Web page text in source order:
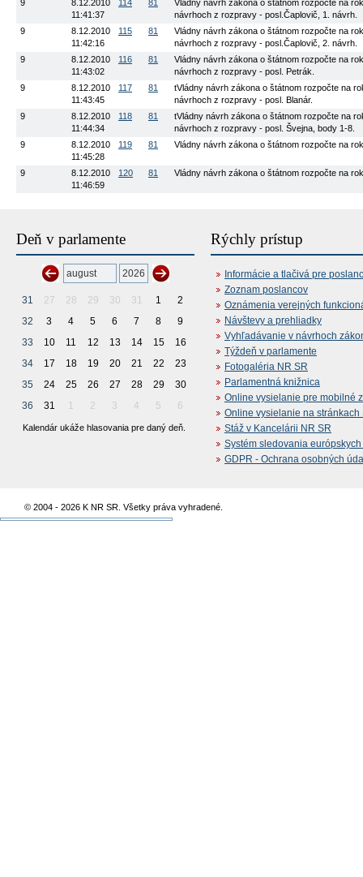
9
8.12.2010
11:41:37
114 81
Vládny návrh zákona o štátnom rozpočte na
návrhoch z rozpravy - posl.Čaplovič, 1. návrh.
9
8.12.2010
11:42:16
115 81
Vládny návrh zákona o štátnom rozpočte na
návrhoch z rozpravy - posl.Čaplovič, 2. návrh.
9
8.12.2010
11:43:02
116 81
Vládny návrh zákona o štátnom rozpočte na
návrhoch z rozpravy - posl. Petrák.
9
8.12.2010
11:43:45
117 81
tVládny návrh zákona o štátnom rozpočte na
návrhoch z rozpravy - posl. Blanár.
9
8.12.2010
11:44:34
118 81
tVládny návrh zákona o štátnom rozpočte na
návrhoch z rozpravy - posl. Švejna, body 1-8.
9
8.12.2010
11:45:28
119 81 Vládny návrh zákona o štátnom rozpočte na
9
8.12.2010
11:46:59
120 81 Vládny návrh zákona o štátnom rozpočte na
Deň v parlamente
31 27 28 29 30 31 1
2
32
3 4 5 6 7 8
9
33
10 11 12 13 14 15
16
34
17 18 19 20 21 22
23
35
24 25 26 27 28 29
30
36
31 1 2 3 4 5 6
Kalendár ukáže hlasovania pre daný deň.
Rýchly prístup
Informácie a tlačivá pre
Zoznam poslancov
Oznámenia verejných
Návštevy a prehliadky
Vyhľadávanie v návrhoch
Týždeň v parlamente
Fotogaléria NR SR
Parlamentná knižnica
Online vysielanie pre mobilné
Online vysielanie na stránkach
Stáž v Kancelárii NR SR
Systém sledovania
GDPR - Ochrana osobných
© 2004 - 2026 K NR SR. Všetky práva vyhradené.